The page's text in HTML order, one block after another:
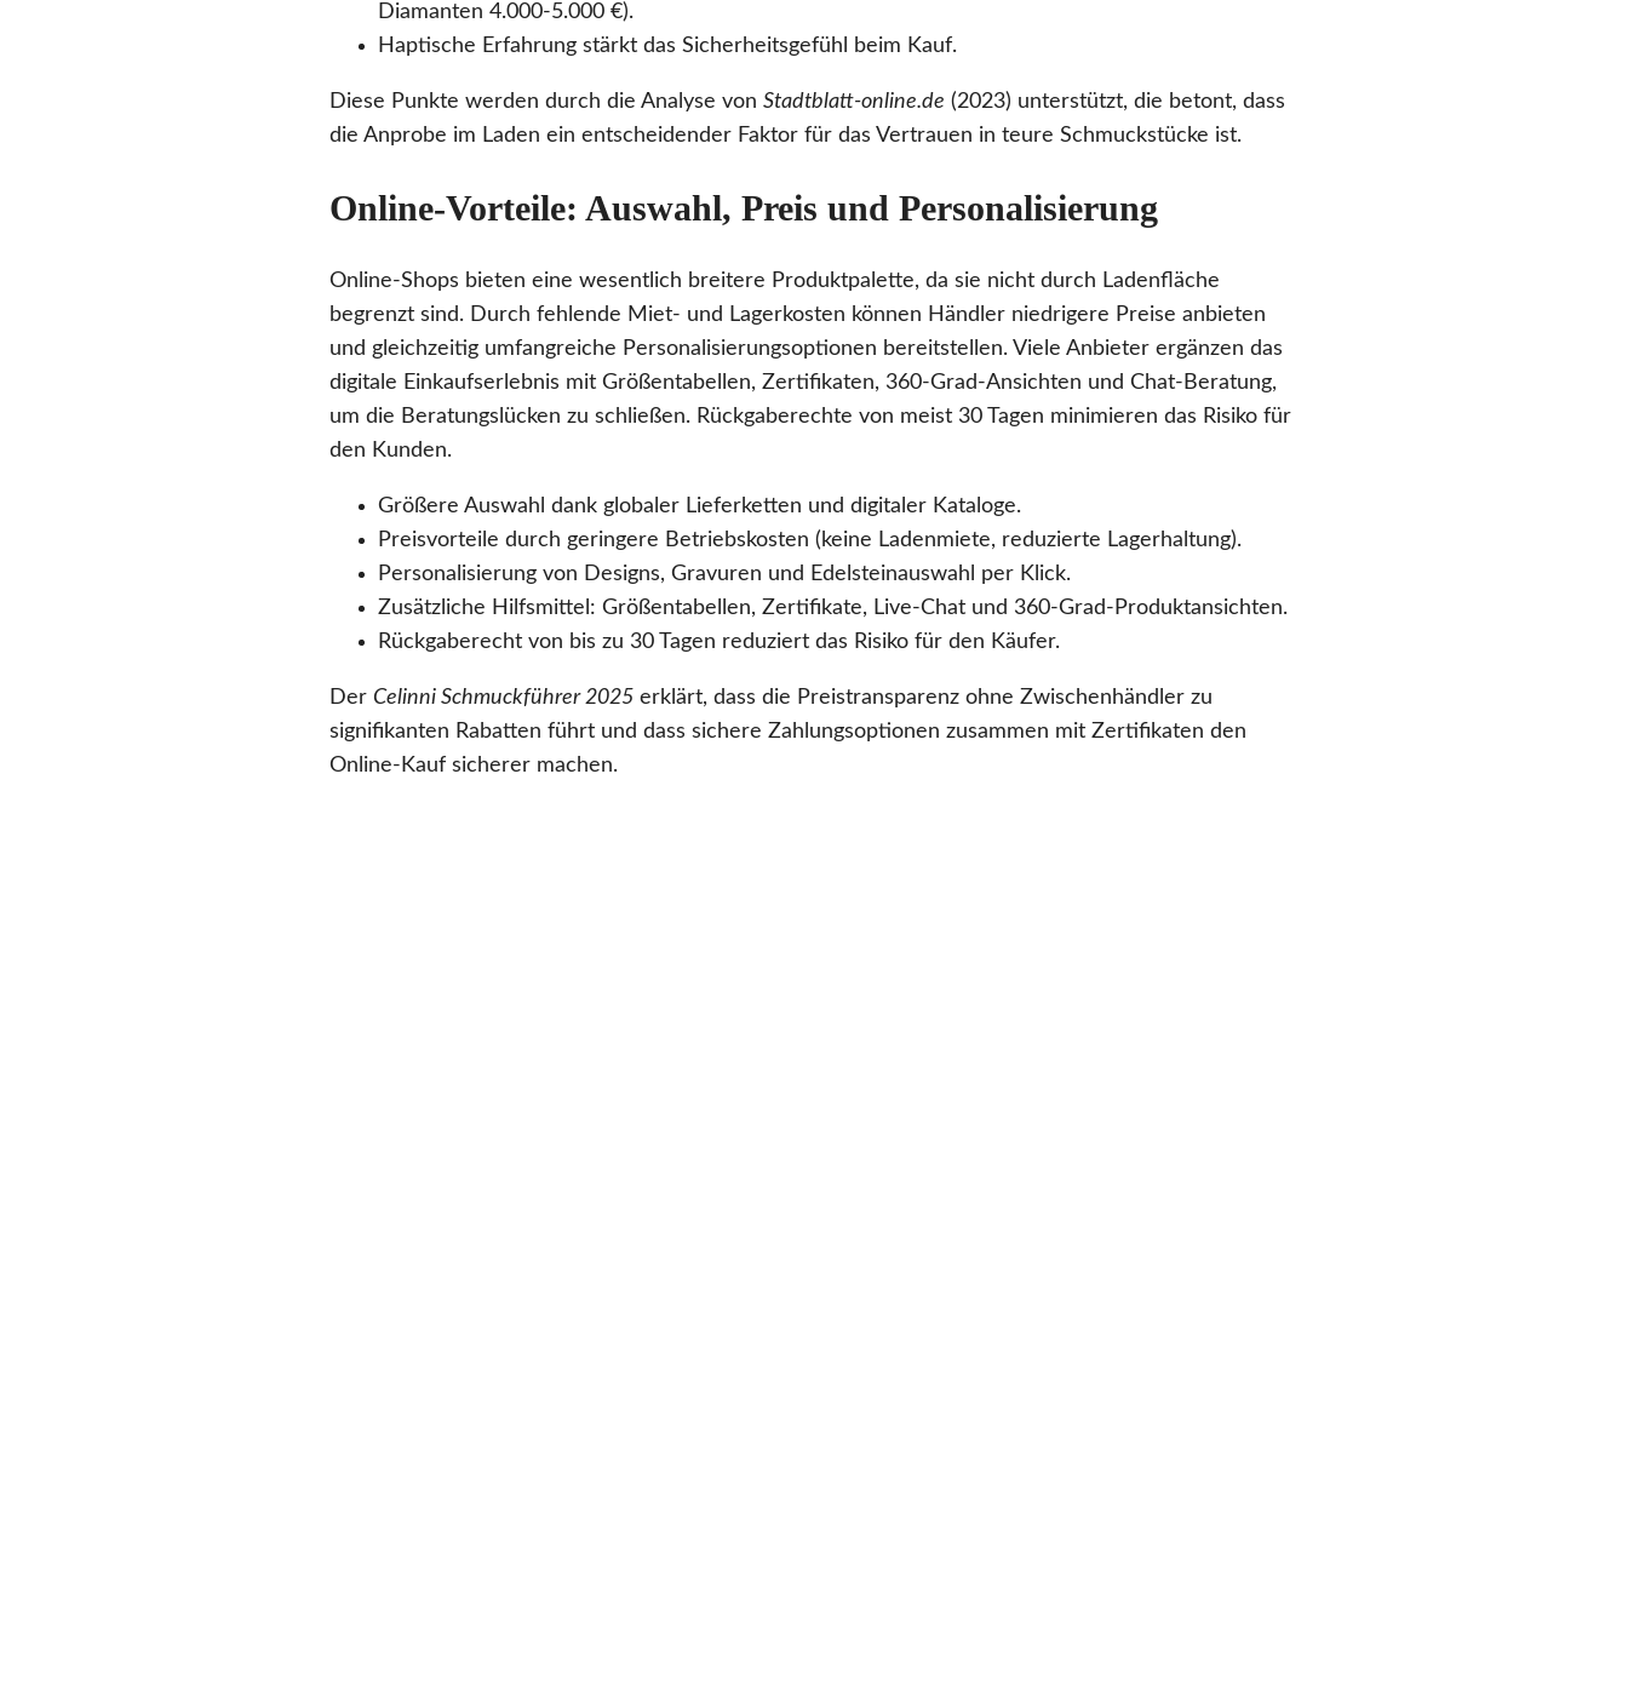
Diamanten 4.000-5.000 €).
Haptische Erfahrung stärkt das Sicherheitsgefühl beim Kauf.
Diese Punkte werden durch die Analyse von Stadtblatt-online.de (2023) unterstützt, die betont, dass
die Anprobe im Laden ein entscheidender Faktor für das Vertrauen in teure Schmuckstücke ist.
Online-Vorteile: Auswahl, Preis und Personalisierung
Online-Shops bieten eine wesentlich breitere Produktpalette, da sie nicht durch Ladenfläche
begrenzt sind. Durch fehlende Miet- und Lagerkosten können Händler niedrigere Preise anbieten
und gleichzeitig umfangreiche Personalisierungsoptionen bereitstellen. Viele Anbieter ergänzen das
digitale Einkaufserlebnis mit Größentabellen, Zertifikaten, 360-Grad-Ansichten und Chat-Beratung,
um die Beratungslücken zu schließen. Rückgaberechte von meist 30 Tagen minimieren das Risiko für
den Kunden.
Größere Auswahl dank globaler Lieferketten und digitaler Kataloge.
Preisvorteile durch geringere Betriebskosten (keine Ladenmiete, reduzierte Lagerhaltung).
Personalisierung von Designs, Gravuren und Edelsteinauswahl per Klick.
Zusätzliche Hilfsmittel: Größentabellen, Zertifikate, Live-Chat und 360-Grad-Produktansichten.
Rückgaberecht von bis zu 30 Tagen reduziert das Risiko für den Käufer.
Der Celinni Schmuckführer 2025 erklärt, dass die Preistransparenz ohne Zwischenhändler zu
signifikanten Rabatten führt und dass sichere Zahlungsoptionen zusammen mit Zertifikaten den
Online-Kauf sicherer machen.